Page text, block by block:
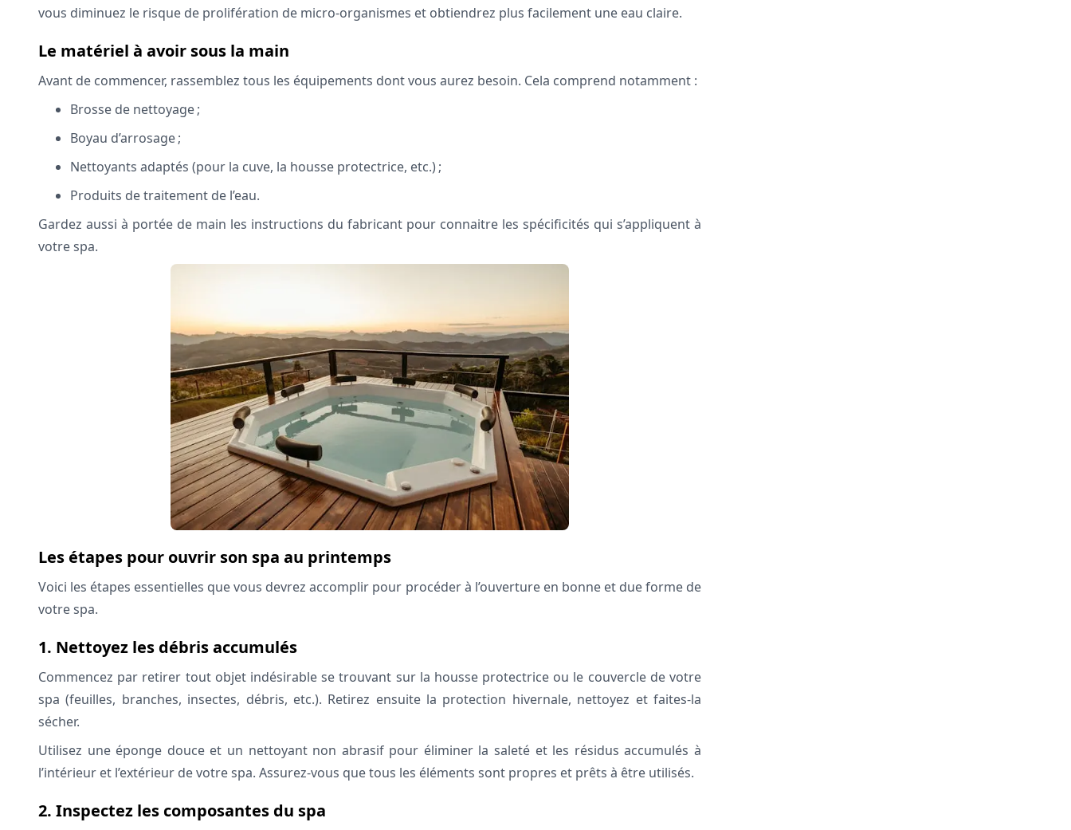
vous diminuez le risque de prolifération de micro-organismes et obtiendrez plus facilement une eau claire.
Le matériel à avoir sous la main
Avant de commencer, rassemblez tous les équipements dont vous aurez besoin. Cela comprend notamment :
Brosse de nettoyage ;
Boyau d’arrosage ;
Nettoyants adaptés (pour la cuve, la housse protectrice, etc.) ;
Produits de traitement de l’eau.
Gardez aussi à portée de main les instructions du fabricant pour connaitre les spécificités qui s’appliquent à
votre spa.
Les étapes pour ouvrir son spa au printemps
Voici les étapes essentielles que vous devrez accomplir pour procéder à l’ouverture en bonne et due forme de
votre spa.
1. Nettoyez les débris accumulés
Commencez par retirer tout objet indésirable se trouvant sur la housse protectrice ou le couvercle de votre
spa (feuilles, branches, insectes, débris, etc.). Retirez ensuite la protection hivernale, nettoyez et faites-la
sécher.
Utilisez une éponge douce et un nettoyant non abrasif pour éliminer la saleté et les résidus accumulés à
l’intérieur et l’extérieur de votre spa. Assurez-vous que tous les éléments sont propres et prêts à être utilisés.
2. Inspectez les composantes du spa